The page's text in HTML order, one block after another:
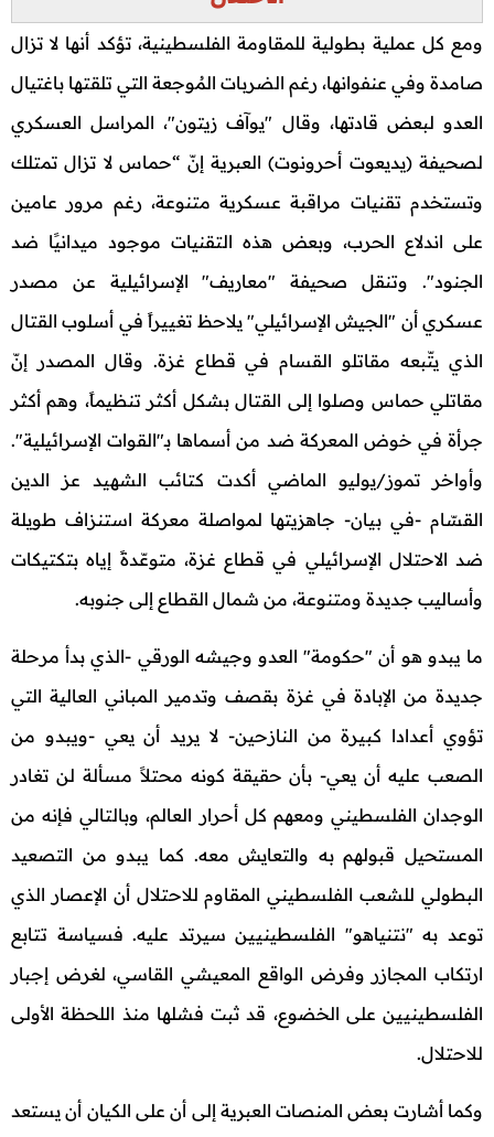
ومع كل عملية بطولية للمقاومة الفلسطينية، تؤكد أنها لا تزال
صامدة وفي عنفوانها، رغم الضربات المُوجعة التي تلقتها باغتيال
العدو لبعض قادتها، وقال "يوآف زيتون"، المراسل العسكري
لصحيفة (يديعوت أحرونوت) العبرية إنّ “حماس لا تزال تمتلك
وتستخدم تقنيات مراقبة عسكرية متنوعة، رغم مرور عامين
على اندلاع الحرب، وبعض هذه التقنيات موجود ميدانيًا ضد
الجنود". وتنقل صحيفة "معاريف" الإسرائيلية عن مصدر
عسكري أن "الجيش الإسرائيلي" يلاحظ تغييراً في أسلوب القتال
الذي يتّبعه مقاتلو القسام في قطاع غزة. وقال المصدر إنّ
مقاتلي حماس وصلوا إلى القتال بشكل أكثر تنظيماً، وهم أكثر
جرأة في خوض المعركة ضد من أسماها بـ"القوات الإسرائيلية".
وأواخر تموز/يوليو الماضي أكدت كتائب الشهيد عز الدين
القسّام -في بيان- جاهزيتها لمواصلة معركة استنزاف طويلة
ضد الاحتلال الإسرائيلي في قطاع غزة، متوعّدةً إياه بتكتيكات
وأساليب جديدة ومتنوعة، من شمال القطاع إلى جنوبه.
ما يبدو هو أن "حكومة" العدو وجيشه الورقي -الذي بدأ مرحلة
جديدة من الإبادة في غزة بقصف وتدمير المباني العالية التي
تؤوي أعدادا كبيرة من النازحين- لا يريد أن يعي -ويبدو من
الصعب عليه أن يعي- بأن حقيقة كونه محتلاً مسألة لن تغادر
الوجدان الفلسطيني ومعهم كل أحرار العالم، وبالتالي فإنه من
المستحيل قبولهم به والتعايش معه. كما يبدو من التصعيد
البطولي للشعب الفلسطيني المقاوم للاحتلال أن الإعصار الذي
توعد به "نتنياهو" الفلسطينيين سيرتد عليه. فسياسة تتابع
ارتكاب المجازر وفرض الواقع المعيشي القاسي، لغرض إجبار
الفلسطينيين على الخضوع، قد ثبت فشلها منذ اللحظة الأولى
للاحتلال.
وكما أشارت بعض المنصات العبرية إلى أن على الكيان أن يستعد